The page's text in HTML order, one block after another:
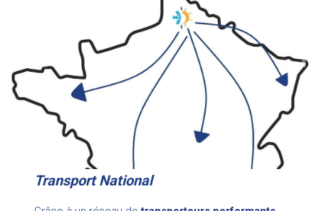
Transport National